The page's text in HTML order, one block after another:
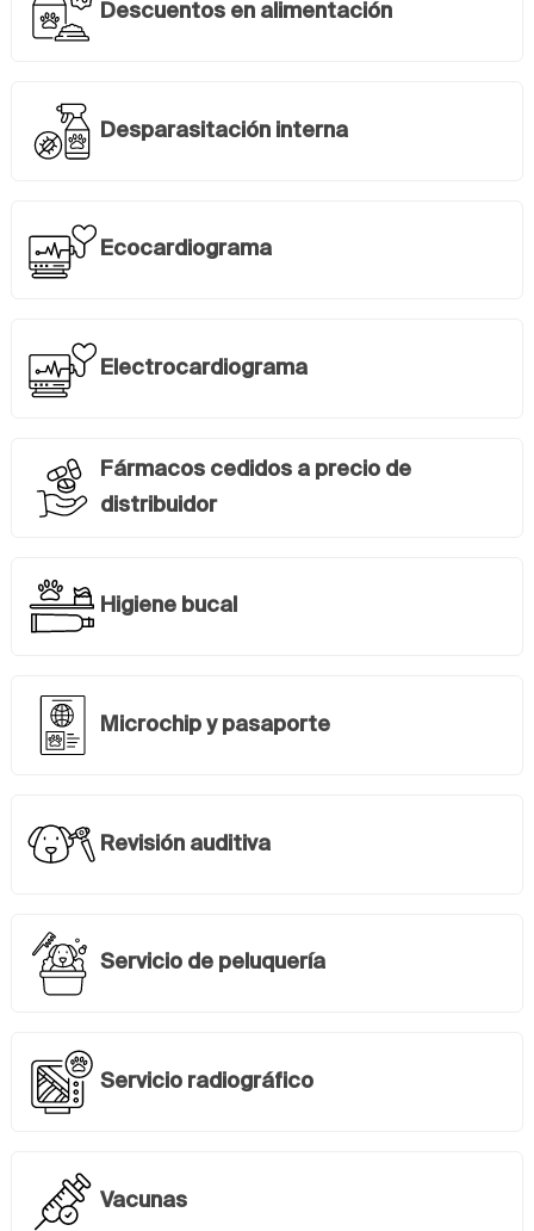
Descuentos en alimentación
Desparasitación interna
Ecocardiograma
Electrocardiograma
Fármacos cedidos a precio de
distribuidor
Higiene bucal
Microchip y pasaporte
Revisión auditiva
Servicio de peluquería
Servicio radiográfico
Vacunas